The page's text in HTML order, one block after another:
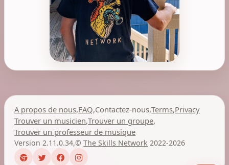
A propos de nous,FAQ,Contactez-nous,Terms,Privacy
Trouver un musicien,Trouver un groupe,
Trouver un professeur de musique
Version 2.11.0.34,©The Skills Network 2022-2026